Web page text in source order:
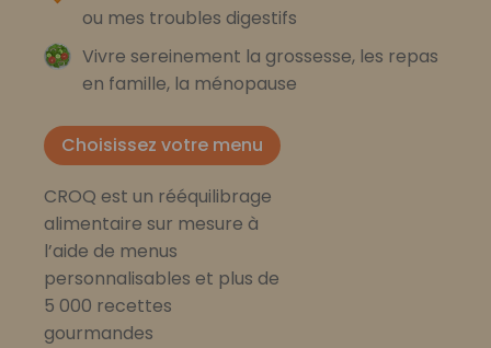
ou mes troubles digestifs
Vivre sereinement la grossesse, les repas
en famille, la ménopause
Choisissez votre menu
CROQ est un rééquilibrage
alimentaire sur mesure à
l’aide de menus
personnalisables et plus de
5 000 recettes
gourmandes